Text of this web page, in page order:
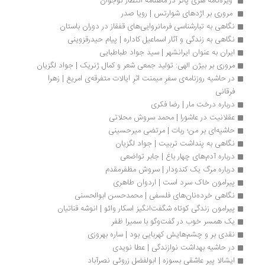
مروری بر اژدهای شوارتس | رویا صدر
نگاهی به تبارشناسی فرمانروایی‌های قفقاز در دوران باستان
نگاهی به زندگی و آثار اسماعیل کاداره | پیام حیدرقزوینی
ایران به عنوان ایرانشهر | سید جواد طباطبایی
مروری بر بیژن الهی: تولید جمعی شعر و کمال ژنریک | جواد لگزیان
در حاشیه روزنامه‌ی سفرِ میمنت اثرِ ایالات متفرقه‌ی امریغ | زهرا
درباره درخت مار | رضا فکری
عقلانیت در عاشورا | محمد سروش محلاتی
حاشیه‌ای بر من؛ ربات | مرتضی میرحسینی
نگاهی به پنداشت تربیت | جواد لگزیان
درباره آدم‌های چهار باغ | جابر تواضعی
درباره مرگ یک کندودار | سروش مظفرمقدم
پیرامون خاک سرد است | اردوان طاهری
نگاهی خرده‌نان‌های فلسفی | محمدحسن ابوالحسنی
پیرامون زندگی کوتاه شگفت‌انگیز اسکار وائو | انوشه قناتیان
یک همسر خوب در گفت‌وگو با سمیرا ظفر
نقدی بر و چشم‌هایش کهربایی بود | ساره بهروزی
در حاشیه بهداشت نوازندگی | عطا نویدی
ایشالا پیر عاشقی بسوزه | ابولفضل زروئی نصرآباد